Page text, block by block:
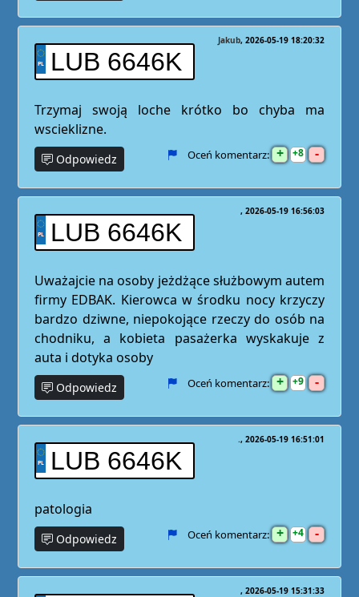
LUB 6646K
Jakub 2026-05-19 18:20:32
Trzymaj swoją loche krótko bo chyba ma
wscieklizne.
Odpowiedz Oceń komentarz: + 8 -
LUB 6646K
2026-05-19 16:56:03
Uważajcie na osoby jeżdżące służbowym autem
firmy EDBAK. Kierowca w środku nocy krzyczy
bardzo dziwne, niepokojące rzeczy do osób na
chodniku, a kobieta pasażerka wyskakuje z
auta i dotyka osoby
Odpowiedz Oceń komentarz: + 9 -
LUB 6646K
. 2026-05-19 16:51:01
patologia
Odpowiedz Oceń komentarz: + 4 -
2026-05-19 15:31:33